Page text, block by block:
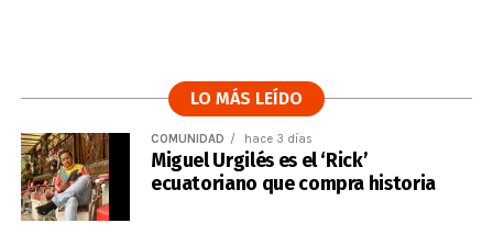
LO MÁS LEÍDO
COMUNIDAD hace 3 días
Miguel Urgilés es el ‘Rick’
ecuatoriano que compra historia